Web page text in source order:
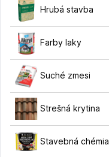
Hrubá stavba
Farby laky
Suché zmesi
Strešná krytina
Stavebná chémia